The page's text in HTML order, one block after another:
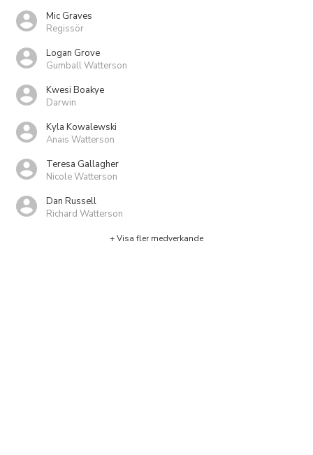
Mic Graves
Regissör
Logan Grove
Gumball Watterson
Kwesi Boakye
Darwin
Kyla Kowalewski
Anais Watterson
Teresa Gallagher
Nicole Watterson
Dan Russell
Richard Watterson
+ Visa fler medverkande